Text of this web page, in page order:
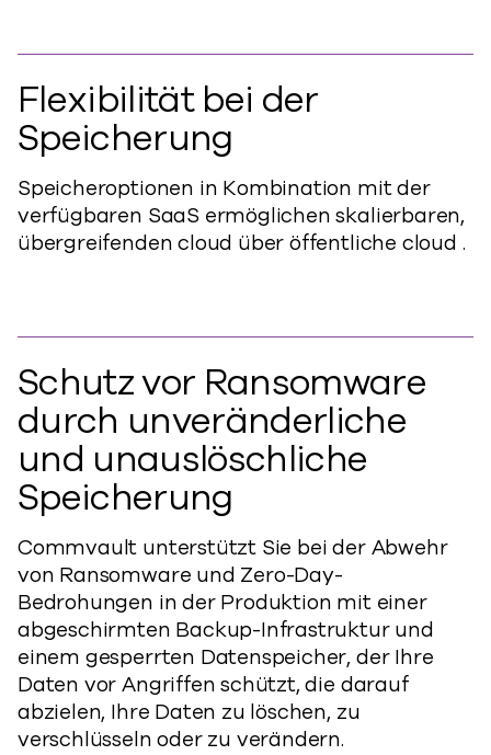
Flexibilität bei der
Speicherung
Speicheroptionen in Kombination mit der
verfügbaren SaaS ermöglichen skalierbaren,
übergreifenden cloud über öffentliche cloud .
Schutz vor Ransomware
durch unveränderliche
und unauslöschliche
Speicherung
Commvault unterstützt Sie bei der Abwehr
von Ransomware und Zero-Day-
Bedrohungen in der Produktion mit einer
abgeschirmten Backup-Infrastruktur und
einem gesperrten Datenspeicher, der Ihre
Daten vor Angriffen schützt, die darauf
abzielen, Ihre Daten zu löschen, zu
verschlüsseln oder zu verändern.